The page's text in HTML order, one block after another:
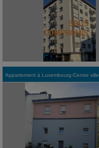
Appartement à Luxembourg-Centre ville